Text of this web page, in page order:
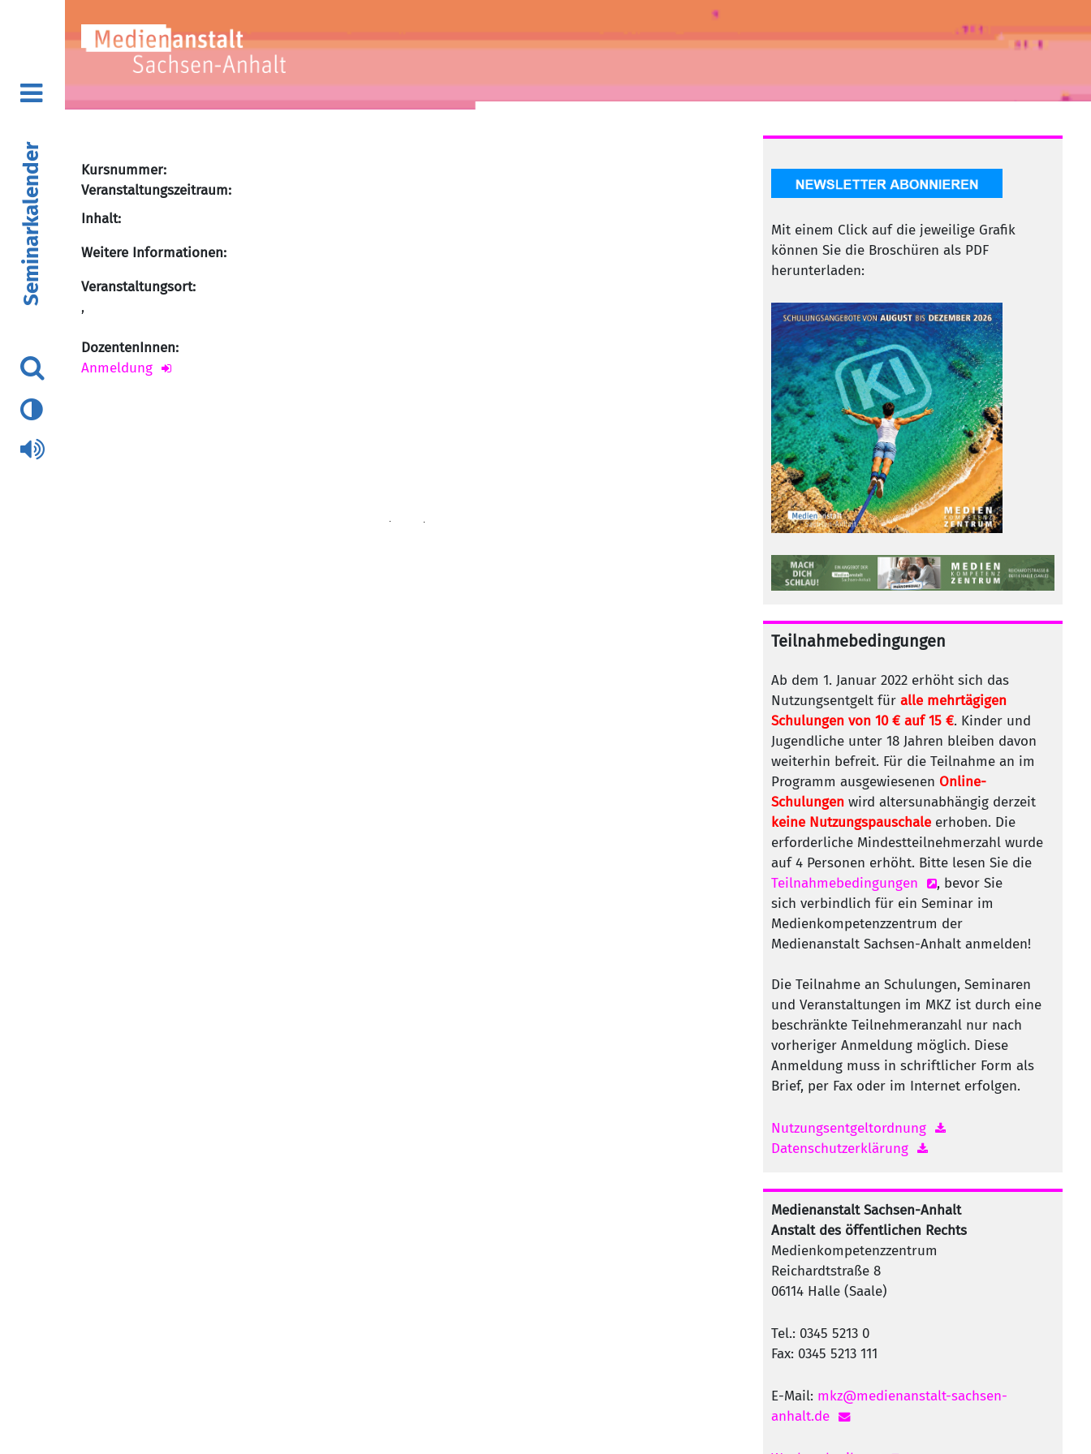
Seminarkalender
Kursnummer:
Veranstaltungszeitraum:
Inhalt:
Weitere Informationen:
Veranstaltungsort:
,
DozentenInnen:
Anmeldung
Mit einem Click auf die jeweilige Grafik
können Sie die Broschüren als PDF
herunterladen:
Teilnahmebedingungen
Ab dem 1. Januar 2022 erhöht sich das
Nutzungsentgelt füralle mehrtägigen
Schulungen von 10 € auf 15 €. Kinder und
Jugendliche unter 18 Jahren bleiben davon
weiterhin befreit. Für die Teilnahme an im
Programm ausgewiesenen Online-
Schulungen wird altersunabhängig derzeit
keine Nutzungspauschale erhoben. Die
erforderliche Mindestteilnehmerzahl wurde
auf 4 Personen erhöht. Bitte lesen Sie die
Teilnahmebedingungen
, bevor Sie
sich verbindlich für ein Seminar im
Medienkompetenzzentrum der
Medienanstalt Sachsen-Anhalt anmelden!
Die Teilnahme an Schulungen, Seminaren
und Veranstaltungen im MKZ ist durch eine
beschränkte Teilnehmeranzahl nur nach
vorheriger Anmeldung möglich. Diese
Anmeldung muss in schriftlicher Form als
Brief, per Fax oder im Internet erfolgen.
Nutzungsentgeltordnung
Datenschutzerklärung
Medienanstalt Sachsen-Anhalt
Anstalt des öffentlichen Rechts
Medienkompetenzzentrum
Reichardtstraße 8
06114 Halle (Saale)
Tel.: 0345 5213 0
Fax: 0345 5213 111
E-Mail: mkz@medienanstalt-sachsen-
anhalt.de